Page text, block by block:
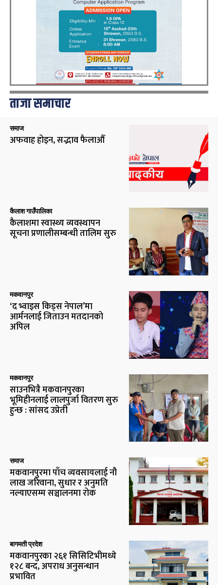
ताजा समाचार
समाज
अफवाह होइन, सद्भाव फैलाऔँ
कैलाश गाउँपालिका
कैलाशमा स्वास्थ्य व्यवस्थापन
सूचना प्रणालीसम्बन्धी तालिम सुरु
मकवानपुर
‘द भ्वाइस किड्स नेपाल’मा
आर्मनलाई जिताउन मतदानको
अपिल
मकवानपुर
साउनभित्रै मकवानपुरका
भूमिहीनलाई लालपुर्जा वितरण सुरु
हुन्छ : सांसद उप्रेती
समाज
मकवानपुरमा पाँच व्यवसायलाई नौ
लाख जरिवाना, सुधार र अनुमति
नल्याएसम्म सञ्चालनमा रोक
बागमती प्रदेश
मकवानपुरका २६१ सिसिटिभीमध्ये
१२८ बन्द, अपराध अनुसन्धान
प्रभावित